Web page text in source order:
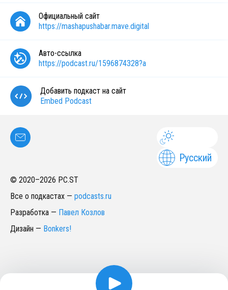
Официальный сайт
https://mashapushabar.mave.digital
Авто-ссылка
https://podcast.ru/1596874328?a
Добавить подкаст на сайт
Embed Podcast
Русский
© 2020–2026 PC.ST
Все о подкастах — podcasts.ru
Разработка — Павел Козлов
Дизайн — Bonkers!